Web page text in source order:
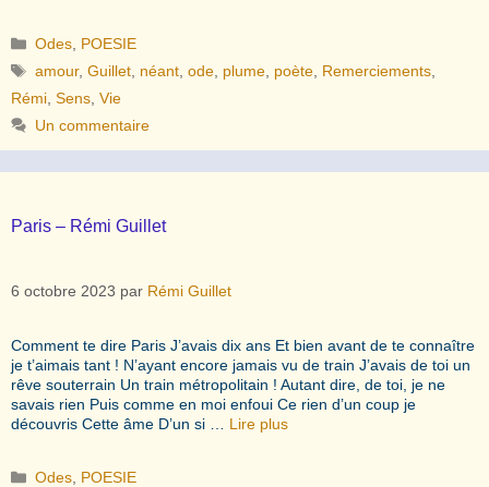
Catégories
Odes POESIE
Étiquettes
amour,Guillet néant ,ode plume poète Remerciements
Rémi Sens Vie
Un commentaire
Paris – Rémi Guillet
6 octobre 2023 par Rémi Guillet
Comment te dire Paris J’avais dix ans Et bien avant de te connaître
je t’aimais tant ! N’ayant encore jamais vu de train J’avais de toi un
rêve souterrain Un train métropolitain ! Autant dire, de toi, je ne
savais rien Puis comme en moi enfoui Ce rien d’un coup je
découvris Cette âme D’un si … Lire plus
Catégories
Odes POESIE